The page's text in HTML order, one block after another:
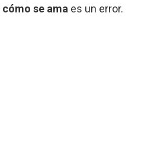
cómo se ama es un error.